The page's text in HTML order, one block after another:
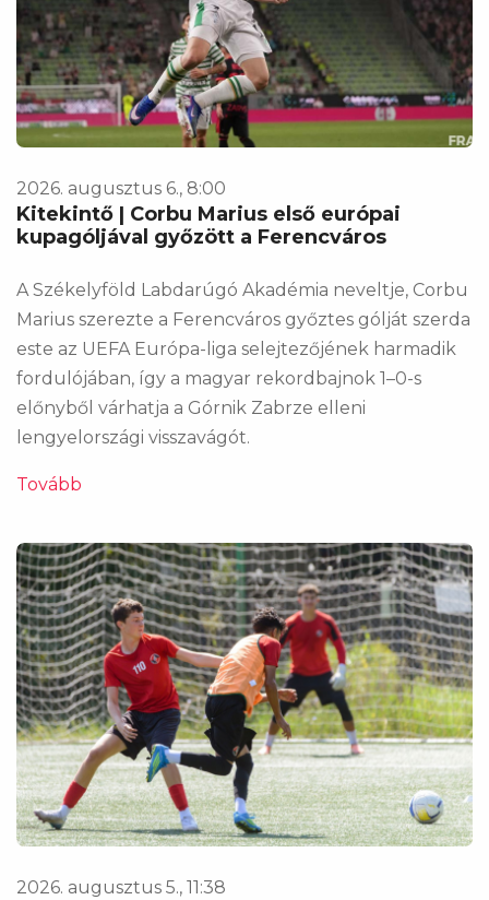
2026. augusztus 6., 8:00
Kitekintő | Corbu Marius első európai
kupagóljával győzött a Ferencváros
A Székelyföld Labdarúgó Akadémia neveltje, Corbu
Marius szerezte a Ferencváros győztes gólját szerda
este az UEFA Európa-liga selejtezőjének harmadik
fordulójában, így a magyar rekordbajnok 1–0-s
előnyből várhatja a Górnik Zabrze elleni
lengyelországi visszavágót.
Tovább
2026. augusztus 5., 11:38